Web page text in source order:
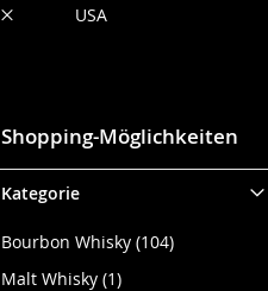
USA
Shopping-Möglichkeiten
Kategorie
Bourbon Whisky 104Artikel
Malt Whisky 1Artikel